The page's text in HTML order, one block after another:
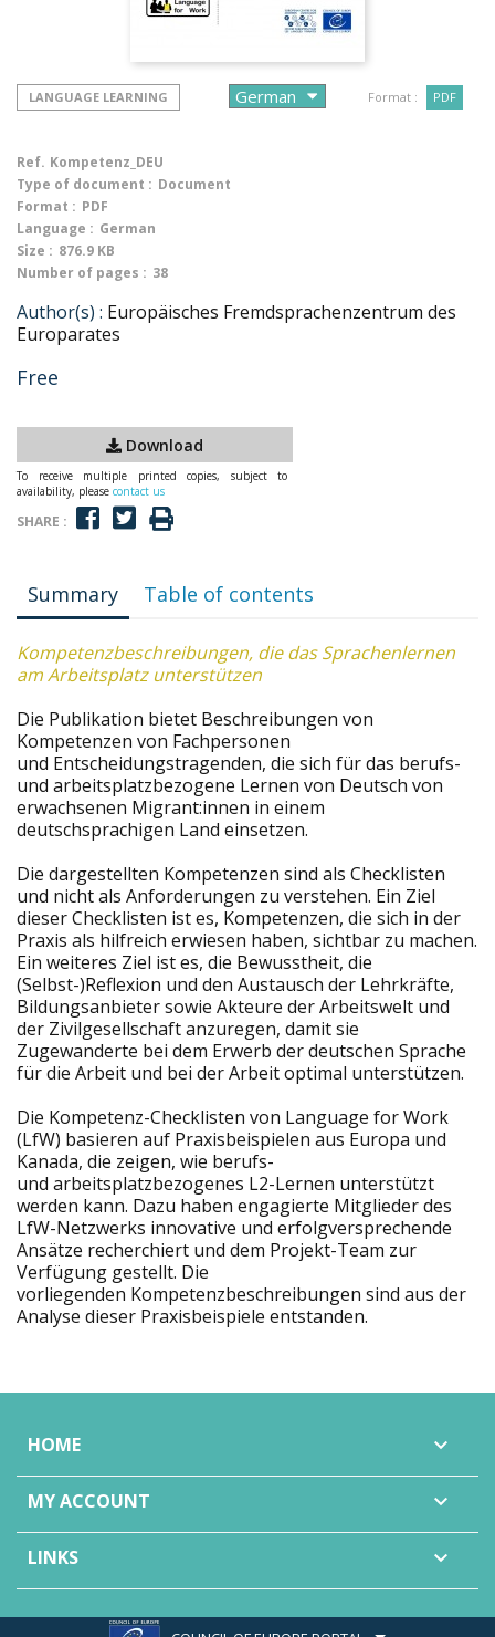
LANGUAGE LEARNING Format : PDF
Ref. Kompetenz_DEU
Type of document : Document
Format : PDF
Language : German
Size : 876.9 KB
Number of pages : 38
Author(s) : Europäisches Fremdsprachenzentrum des
Europarates
Free
Download
To receive multiple printed copies, subject to
availability, please contact us
SHARE :
Summary Table of contents
Kompetenzbeschreibungen, die das Sprachenlernen
am Arbeitsplatz unterstützen
Die Publikation bietet Beschreibungen von
Kompetenzen von Fachpersonen
und Entscheidungstragenden, die sich für das berufs-
und arbeitsplatzbezogene Lernen von Deutsch von
erwachsenen Migrant:innen in einem
deutschsprachigen Land einsetzen.
Die dargestellten Kompetenzen sind als Checklisten
und nicht als Anforderungen zu verstehen. Ein Ziel
dieser Checklisten ist es, Kompetenzen, die sich in der
Praxis als hilfreich erwiesen haben, sichtbar zu machen.
Ein weiteres Ziel ist es, die Bewusstheit, die
(Selbst-)Reflexion und den Austausch der Lehrkräfte,
Bildungsanbieter sowie Akteure der Arbeitswelt und
der Zivilgesellschaft anzuregen, damit sie
Zugewanderte bei dem Erwerb der deutschen Sprache
für die Arbeit und bei der Arbeit optimal unterstützen.
Die Kompetenz-Checklisten von Language for Work
(LfW) basieren auf Praxisbeispielen aus Europa und
Kanada, die zeigen, wie berufs-
und arbeitsplatzbezogenes L2-Lernen unterstützt
werden kann. Dazu haben engagierte Mitglieder des
LfW-Netzwerks innovative und erfolgversprechende
Ansätze recherchiert und dem Projekt-Team zur
Verfügung gestellt. Die
vorliegenden Kompetenzbeschreibungen sind aus der
Analyse dieser Praxisbeispiele entstanden.
HOME 
MY ACCOUNT 
LINKS 